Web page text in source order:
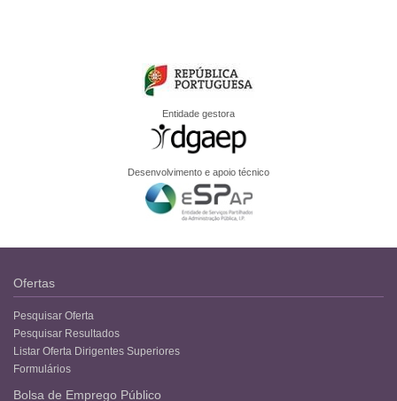
Entidade gestora
Desenvolvimento e apoio técnico
Ofertas
Pesquisar Oferta
Pesquisar Resultados
Listar Oferta Dirigentes Superiores
Formulários
Bolsa de Emprego Público